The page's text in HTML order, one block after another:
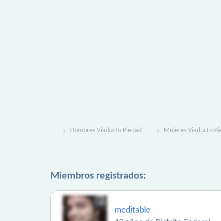
Hombres Viaducto Piedad Mujeres Viaducto
Miembros registrados:
meditable